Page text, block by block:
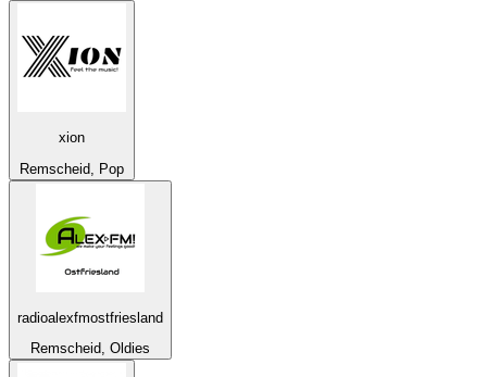
xion
Remscheid, Pop
radioalexfmostfriesland
Remscheid, Oldies